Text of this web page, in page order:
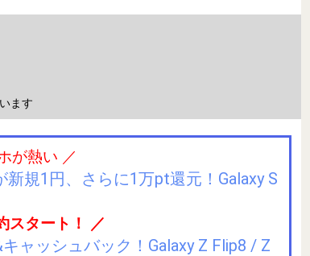
ます
が熱い ／
新規1円、さらに1万pt還元！Galaxy S
スタート！ ／
ャッシュバック！Galaxy Z Flip8 / Z